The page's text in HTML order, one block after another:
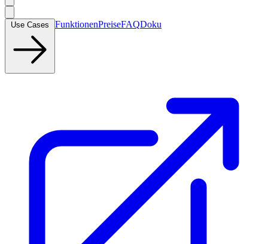
FunktionenPreiseFAQDoku